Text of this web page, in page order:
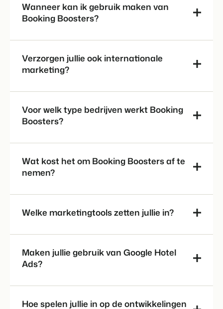
Wanneer kan ik gebruik maken van
Booking Boosters?
Verzorgen jullie ook internationale
marketing?
Voor welk type bedrijven werkt Booking
Boosters?
Resorts en hotels
Verhuurorganisaties en
projectontwikkelaars
Wat kost het om Booking Boosters af te
nemen?
Welke marketingtools zetten jullie in?
Maken jullie gebruik van Google Hotel
Ads?
Hoe spelen jullie in op de ontwikkelingen